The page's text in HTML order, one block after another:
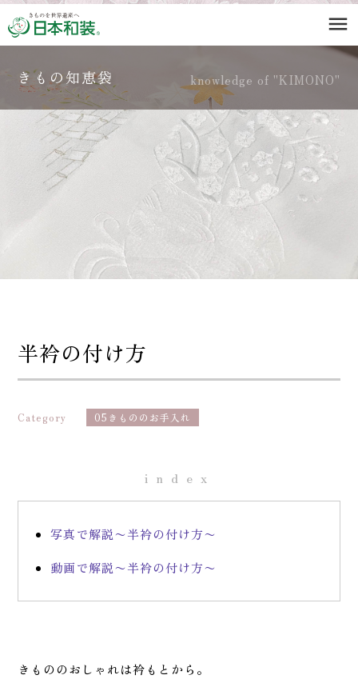
menu
knowledge of "KIMONO"
きもの知恵袋
半衿の付け方
Category 05きもののお手入れ
index
写真で解説〜半衿の付け方〜
動画で解説〜半衿の付け方〜
きもののおしゃれは衿もとから。